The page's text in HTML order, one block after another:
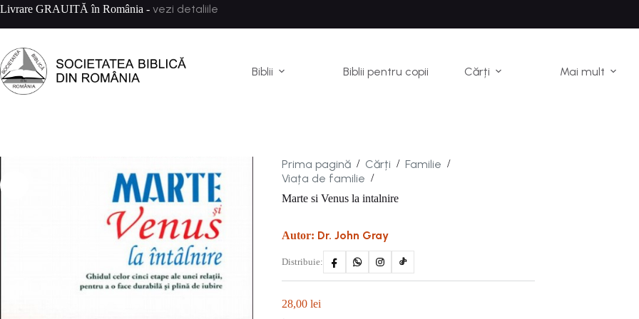
Sari
conținut
Livrare GRAUITĂ în România - vezi detaliile
Biblii Biblii pentru copii Cărți Mai mult
Prima pagină / Cărți / Familie /
Viața de familie /
Marte si Venus la intalnire
Autor: Dr. John Gray
Distribuie:
28,00 lei